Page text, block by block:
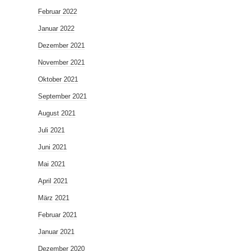
Februar 2022
Januar 2022
Dezember 2021
November 2021
Oktober 2021
September 2021
August 2021
Juli 2021
Juni 2021
Mai 2021
April 2021
März 2021
Februar 2021
Januar 2021
Dezember 2020